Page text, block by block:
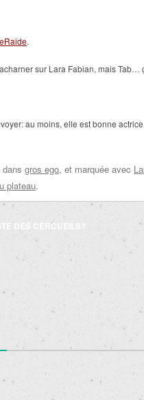
.
sur Lara Fabian, mais Tab…
au moins, elle est bonne
gros ego, et marquée avec
plateau.
DES CERCUEILS?